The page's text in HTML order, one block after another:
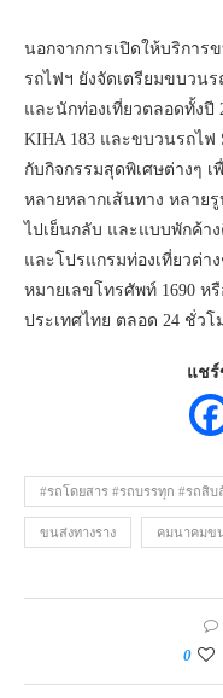
นอกจากการเปิดให้บริการ
รถไฟฯ ยังจัดเตรียมขบวน
และนักท่องเที่ยวตลอดทั้งปี
KIHA 183 และขบวนรถไฟ
กับกิจกรรมสุดพิเศษต่างๆ เ
หลายหลากเส้นทาง หลาย
ไปเย็นกลับ และแบบพักค้า
และโปรแกรมท่องเที่ยวต่
หมายเลขโทรศัพท์ 1690 ห
ประเทศไทย ตลอด 24 ชั่วโ
แชร์
#รถโดยสาร #รถบรรทุก #รถสิบ
ขนส่งทางราง คมนาคมข
0